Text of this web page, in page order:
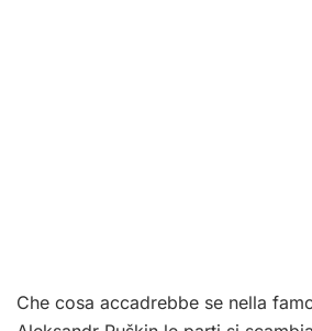
Che cosa accadrebbe se nella